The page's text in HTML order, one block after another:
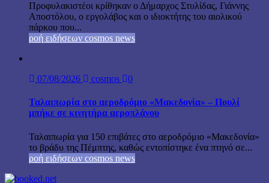
Προφυλακιστέοι κρίθηκαν ο Δήμαρχος Στυλίδας, Γιάννης
Αποστόλου, ο εργολάβος και ο ιδιοκτήτης του αιολικού
πάρκου που...
ροή ειδήσεων cosmos news
07/08/2026 cosmos 0
Ταλαιπωρία στο αεροδρόμιο «Μακεδονία» – Πουλί
μπήκε σε κινητήρα αεροπλάνου
Ταλαιπωρία για 150 επιβάτες στο αεροδρόμιο «Μακεδονία»
το βράδυ της Πέμπτης, καθώς εντοπίστηκε ένα πτηνό σε...
ροή ειδήσεων cosmos news